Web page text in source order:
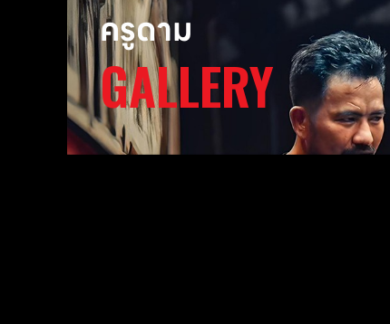
ครูดาม
GALLERY